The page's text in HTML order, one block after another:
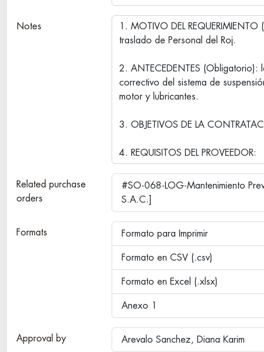
Notes
Related purchase
orders
#SO-068-LOG-Mantenimiento
S.A.C.]
Formats Formato para Imprimir
Formato en CSV (.csv)
Formato en Excel (.xlsx)
Anexo 1
Approval by Arevalo Sanchez, Diana Karim